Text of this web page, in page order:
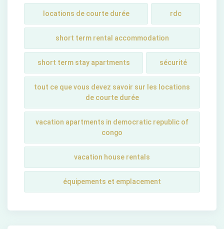
locations de courte durée rdc
short term rental accommodation
short tеrm stay apartmеnts sécurité
tout ce que vous devez savoir sur les locations
de courte durée
vacation apartments in democratic republic of
congo
vacation house rentals
équipements et emplacement